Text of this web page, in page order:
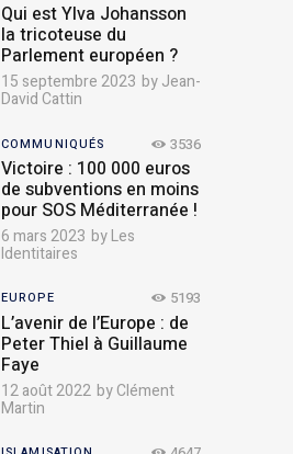
Qui est Ylva Johansson
la tricoteuse du
Parlement européen ?
15 septembre 2023 byJean-
David Cattin
COMMUNIQUÉS 3536
Victoire : 100 000 euros
de subventions en moins
pour SOS Méditerranée !
6 mars 2023 byLes
Identitaires
EUROPE 5193
L’avenir de l’Europe : de
Peter Thiel à Guillaume
Faye
12 août 2022 byClément
Martin